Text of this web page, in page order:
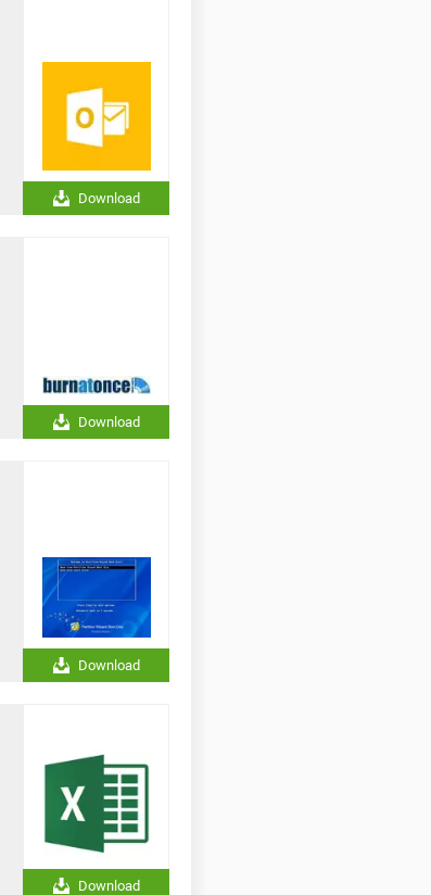
Download
Download
Download
Download